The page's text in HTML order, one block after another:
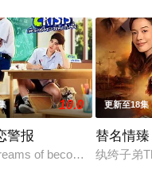
们》第二季。
10.0
警报
of becoming a cool
更新至18集
替名情臻
纨绔子弟